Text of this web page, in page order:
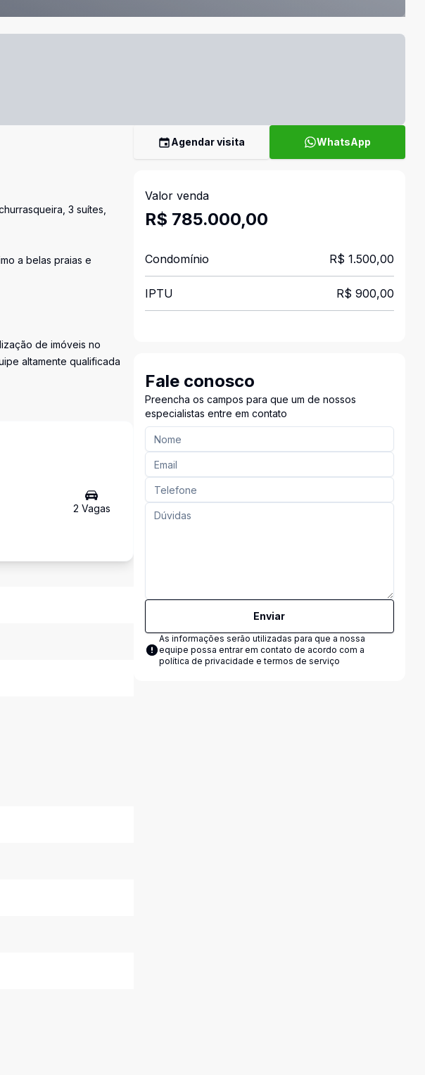
3 suítes,
a belas praias e
de imóveis no
altamente qualificada
2 Vagas
Agendar visita WhatsApp
Valor venda
R$ 785.000,00
Condomínio R$ 1.500,00
IPTU R$ 900,00
Fale conosco
Preencha os campos para que um de nossos
especialistas entre em contato
Enviar
As informações serão utilizadas para que a nossa
equipe possa entrar em contato de acordo com a
política de privacidade e termos de serviço